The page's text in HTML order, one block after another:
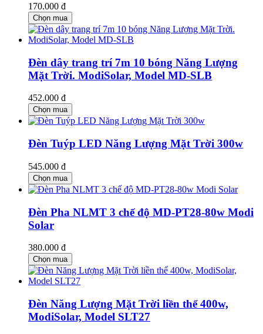
170.000 đ
Chọn mua
Đèn dây trang trí 7m 10 bóng Năng Lượng
Mặt Trời. ModiSolar, Model MD-SLB
452.000 đ
Chọn mua
Đèn Tuýp LED Năng Lượng Mặt Trời 300w
545.000 đ
Chọn mua
Đèn Pha NLMT 3 chế độ MD-PT28-80w Modi
Solar
380.000 đ
Chọn mua
Đèn Năng Lượng Mặt Trời liền thể 400w,
ModiSolar, Model SLT27